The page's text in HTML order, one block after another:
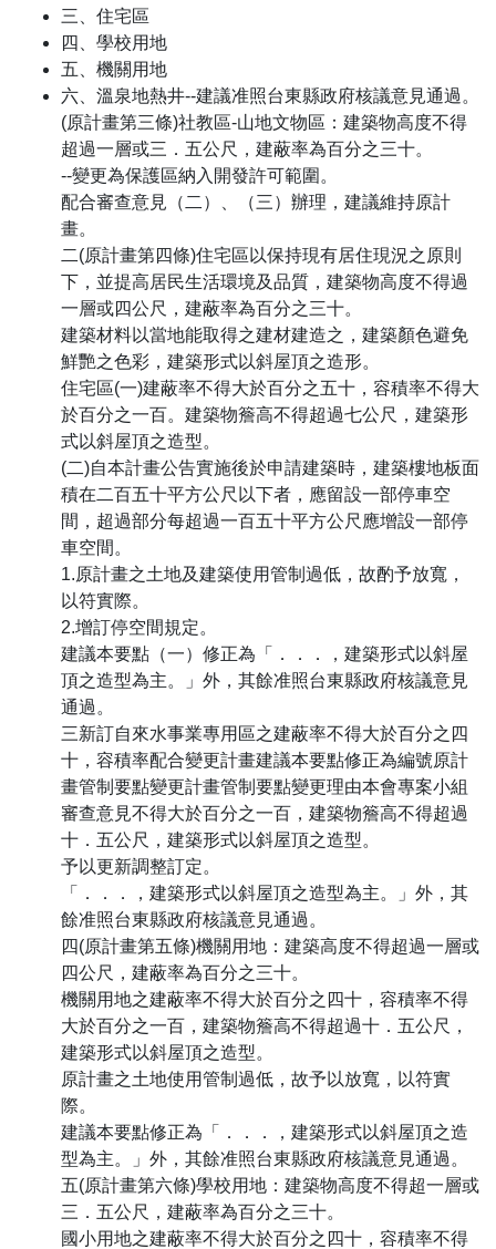
三、住宅區
四、學校用地
五、機關用地
六、溫泉地熱井--建議准照台東縣政府核議意見通過。
(原計畫第三條)社教區-山地文物區：建築物高度不得
超過一層或三．五公尺，建蔽率為百分之三十。
--變更為保護區納入開發許可範圍。
配合審查意見（二）、（三）辦理，建議維持原計
畫。
二(原計畫第四條)住宅區以保持現有居住現況之原則
下，並提高居民生活環境及品質，建築物高度不得過
一層或四公尺，建蔽率為百分之三十。
建築材料以當地能取得之建材建造之，建築顏色避免
鮮艷之色彩，建築形式以斜屋頂之造形。
住宅區(一)建蔽率不得大於百分之五十，容積率不得大
於百分之一百。建築物簷高不得超過七公尺，建築形
式以斜屋頂之造型。
(二)自本計畫公告實施後於申請建築時，建築樓地板面
積在二百五十平方公尺以下者，應留設一部停車空
間，超過部分每超過一百五十平方公尺應增設一部停
車空間。
1.原計畫之土地及建築使用管制過低，故酌予放寬，
以符實際。
2.增訂停空間規定。
建議本要點（一）修正為「．．．，建築形式以斜屋
頂之造型為主。」外，其餘准照台東縣政府核議意見
通過。
三新訂自來水事業專用區之建蔽率不得大於百分之四
十，容積率配合變更計畫建議本要點修正為編號原計
畫管制要點變更計畫管制要點變更理由本會專案小組
審查意見不得大於百分之一百，建築物簷高不得超過
十．五公尺，建築形式以斜屋頂之造型。
予以更新調整訂定。
「．．．，建築形式以斜屋頂之造型為主。」外，其
餘准照台東縣政府核議意見通過。
四(原計畫第五條)機關用地：建築高度不得超過一層或
四公尺，建蔽率為百分之三十。
機關用地之建蔽率不得大於百分之四十，容積率不得
大於百分之一百，建築物簷高不得超過十．五公尺，
建築形式以斜屋頂之造型。
原計畫之土地使用管制過低，故予以放寬，以符實
際。
建議本要點修正為「．．．，建築形式以斜屋頂之造
型為主。」外，其餘准照台東縣政府核議意見通過。
五(原計畫第六條)學校用地：建築物高度不得超一層或
三．五公尺，建蔽率為百分之三十。
國小用地之建蔽率不得大於百分之四十，容積率不得